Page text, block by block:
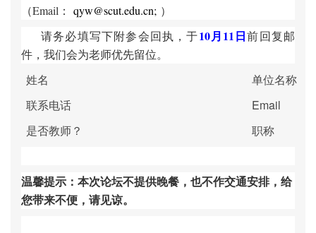
（Email ： qyw@scut.edu.cn; ）
请务必填写下附参会回执，于10月11日前回复邮
件，我们会为老师优先留位。
姓名
单位名称
联系电话
Email
是否教师？
职称
温馨提示：本次论坛不提供晚餐，也不作交通安排，给
您带来不便，请见谅。